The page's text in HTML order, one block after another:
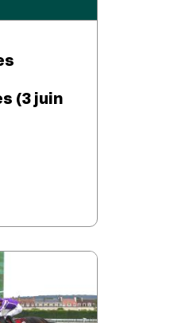
(3 juin